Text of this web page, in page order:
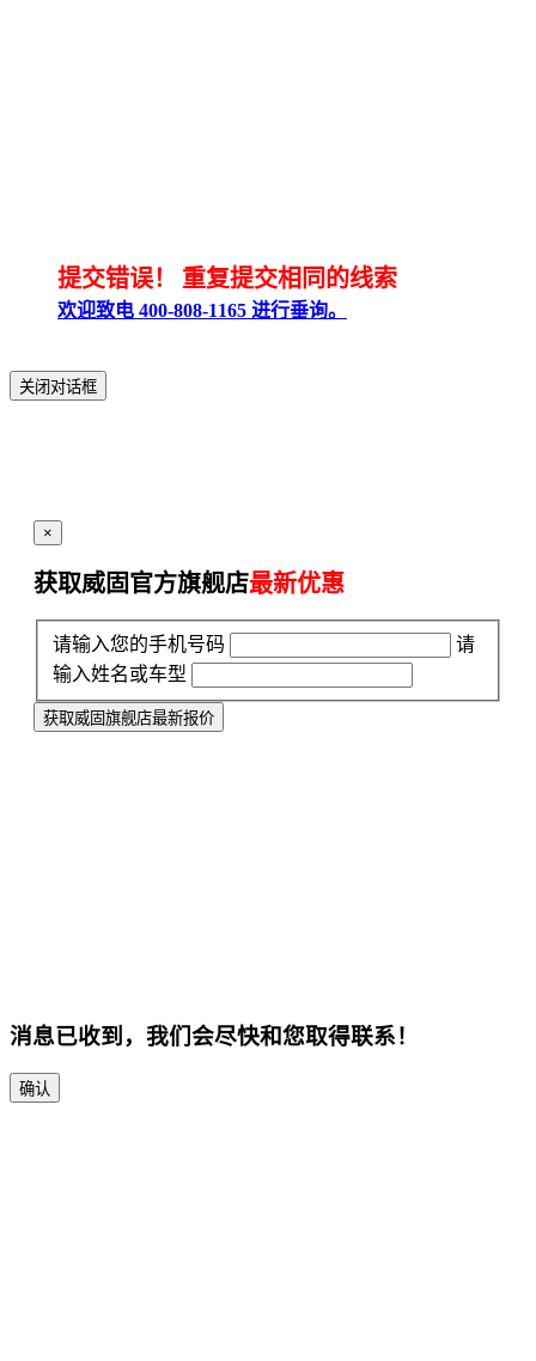
提交错误！ 重复提交相同的线索
欢迎致电 400-808-1165 进行垂询。
关闭对话框
×
获取威固官方旗舰店最新优惠
请输入您的手机号码
请
输入姓名或车型
获取威固旗舰店最新报价
消息已收到，我们会尽快和您取得联系！
确认